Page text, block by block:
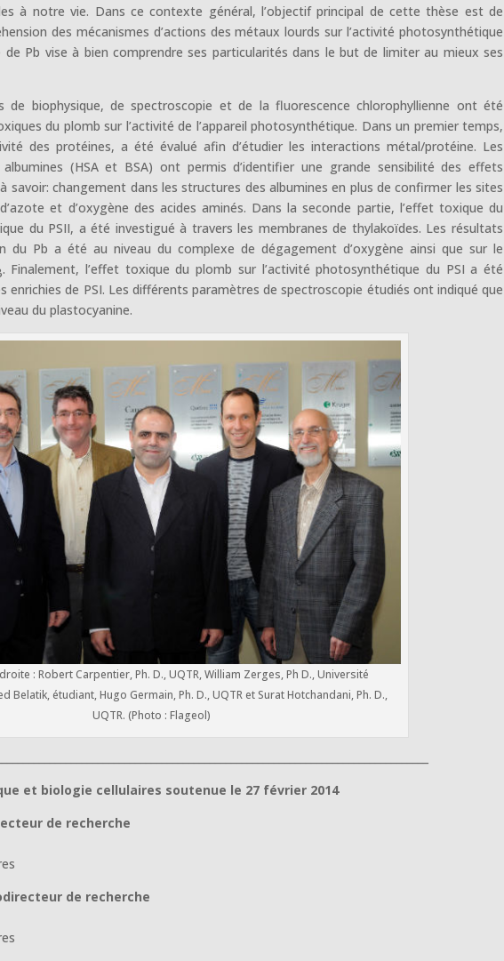
à notre vie. Dans ce contexte général, l’objectif principal de cette thèse est de
des mécanismes d’actions des métaux lourds sur l’activité photosynthétique
Pb vise à bien comprendre ses particularités dans le but de limiter au mieux ses
biophysique, de spectroscopie et de la fluorescence chlorophyllienne ont été
du plomb sur l’activité de l’appareil photosynthétique. Dans un premier temps,
des protéines, a été évalué afin d’étudier les interactions métal/protéine. Les
(HSA et BSA) ont permis d’identifier une grande sensibilité des effets
savoir: changement dans les structures des albumines en plus de confirmer les sites
et d’oxygène des acides aminés. Dans la seconde partie, l’effet toxique du
du PSII, a été investigué à travers les membranes de thylakoïdes. Les résultats
du Pb a été au niveau du complexe de dégagement d’oxygène ainsi que sur le
. Finalement, l’effet toxique du plomb sur l’activité photosynthétique du PSI a été
enrichies de PSI. Les différents paramètres de spectroscopie étudiés ont indiqué que
du plastocyanine.
: Robert Carpentier, Ph. D., UQTR, William Zerges, Ph D., Université
Belatik, étudiant, Hugo Germain, Ph. D., UQTR et Surat Hotchandani, Ph. D.,
UQTR. (Photo : Flageol)
et biologie cellulaires soutenue le 27 février 2014
de recherche
de recherche